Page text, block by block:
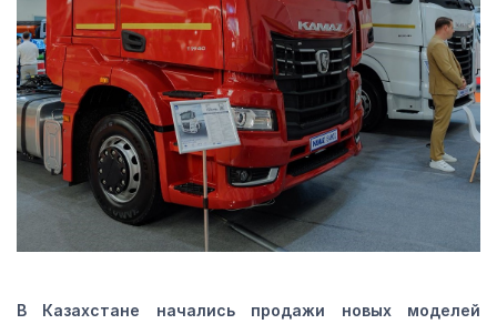
В Казахстане начались продажи новых моделей